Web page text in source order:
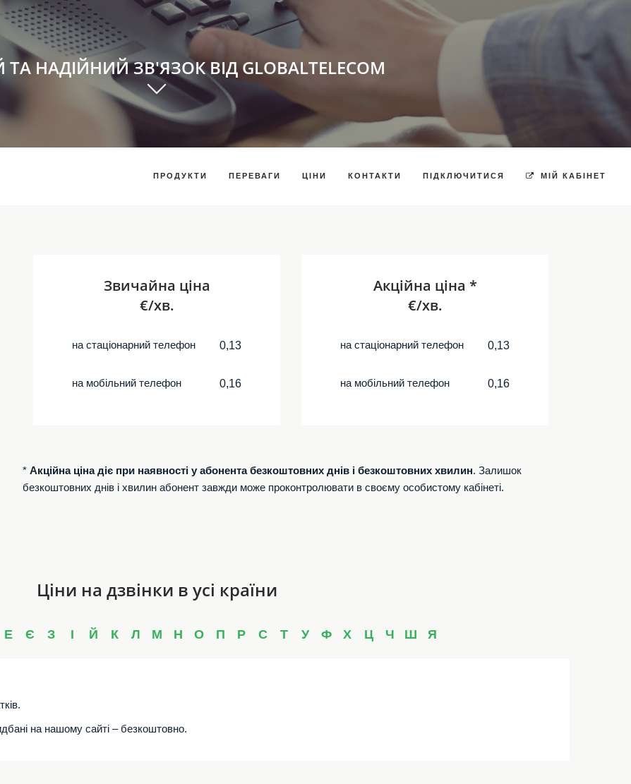
НАДІЙНИЙ ЗВ'ЯЗОК ВІД GLOBALTELECOM
ПРОДУКТИ ПЕРЕВАГИ ЦІНИ КОНТАКТИ ПІДКЛЮЧИТИСЯ МІЙ КАБІНЕТ
Звичайна ціна
€/хв.
на стаціонарний телефон 0,13
на мобільний телефон 0,16
Акційна ціна *
€/хв.
на стаціонарний телефон 0,13
на мобільний телефон 0,16
* Акційна ціна діє при наявності у абонента безкоштовних днів і безкоштовних хвилин. Залишок
безкоштовних днів і хвилин абонент завжди може проконтролювати в своєму особистому кабінеті.
Ціни на дзвінки в усі країни
Е Є З І Й К Л М Н О П Р С Т У Ф Х Ц Ч Ш Я
на нашому сайті – безкоштовно.